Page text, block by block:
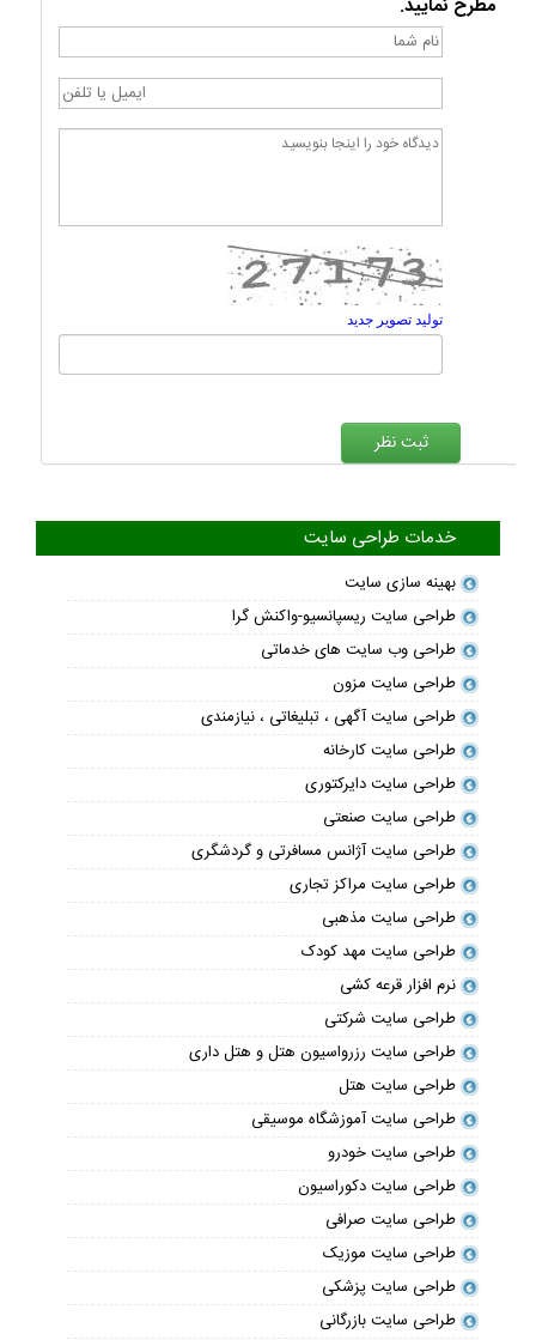
مطرح نمایید.
تولید تصویر جدید
خدمات طراحی سایت
بهینه سازی سایت
طراحی سایت ریسپانسیو-واکنش گرا
طراحی وب سایت های خدماتی
طراحی سایت مزون
طراحی سایت آگهی ، تبلیغاتی ، نیازمندی
طراحی سایت کارخانه
طراحی سایت دایرکتوری
طراحی سایت صنعتی
طراحی سایت آژانس مسافرتی و گردشگری
طراحی سایت مراکز تجاری
طراحی سایت مذهبی
طراحی سایت مهد کودک
نرم افزار قرعه کشی
طراحی سایت شرکتی
طراحی سایت رزرواسیون هتل و هتل داری
طراحی سایت هتل
طراحی سایت آموزشگاه موسیقی
طراحی سایت خودرو
طراحی سایت دکوراسیون
طراحی سایت صرافی
طراحی سایت موزیک
طراحی سایت پزشکی
طراحی سایت بازرگانی